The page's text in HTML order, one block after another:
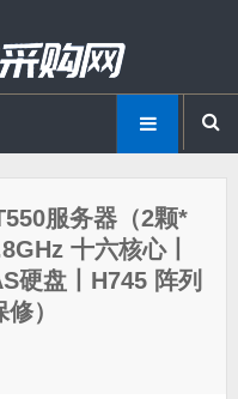
服务器（2颗*
十六核心丨
硬盘丨H745 阵列
）